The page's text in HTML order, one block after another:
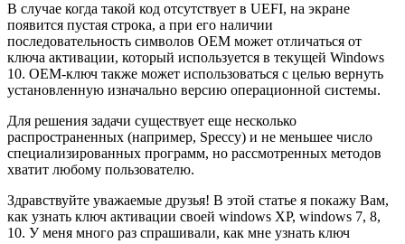
В случае когда такой код отсутствует в UEFI, на экране
появится пустая строка, а при его наличии
последовательность символов OEM может отличаться от
ключа активации, который используется в текущей Windows
10. OEM-ключ также может использоваться с целью вернуть
установленную изначально версию операционной системы.
Для решения задачи существует еще несколько
распространенных (например, Speccy) и не меньшее число
специализированных программ, но рассмотренных методов
хватит любому пользователю.
Здравствуйте уважаемые друзья! В этой статье я покажу Вам,
как узнать ключ активации своей windows XP, windows 7, 8,
10. У меня много раз спрашивали, как мне узнать ключ